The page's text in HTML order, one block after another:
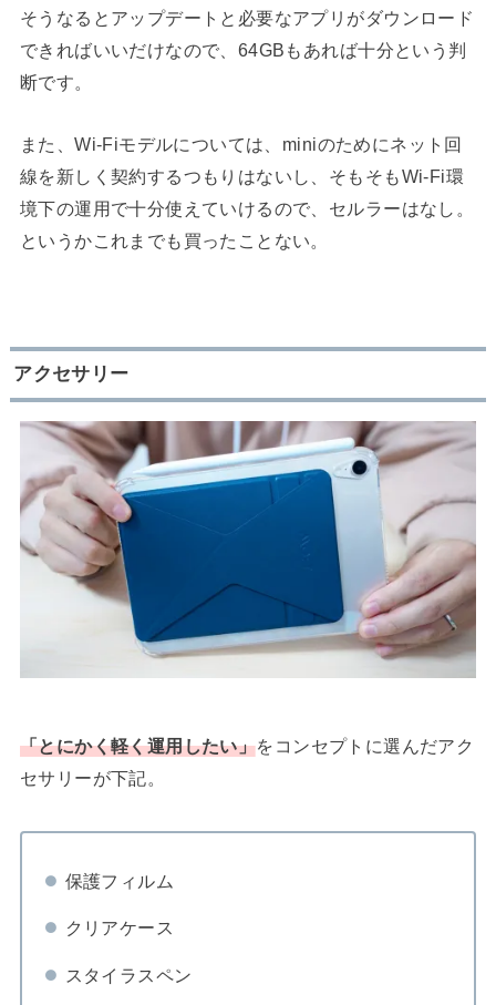
そうなるとアップデートと必要なアプリがダウンロード
できればいいだけなので、64GBもあれば十分という判
断です。
また、Wi-Fiモデルについては、miniのためにネット回
線を新しく契約するつもりはないし、そもそもWi-Fi環
境下の運用で十分使えていけるので、セルラーはなし。
というかこれまでも買ったことない。
アクセサリー
「とにかく軽く運用したい」をコンセプトに選んだアク
セサリーが下記。
保護フィルム
クリアケース
スタイラスペン